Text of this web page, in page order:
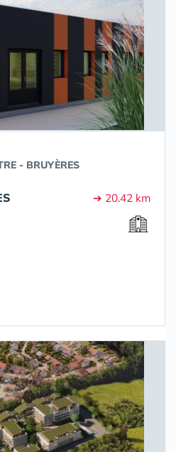
- BRUYÈRES
➔ 20.42 km